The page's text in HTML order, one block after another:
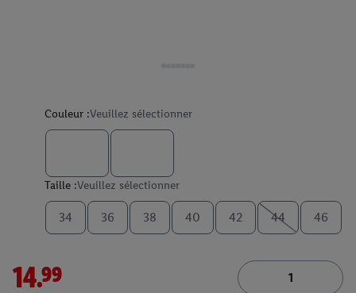
Couleur :Veuillez sélectionner
Taille :Veuillez sélectionner
34 36 38 40 42 44 46
14.99